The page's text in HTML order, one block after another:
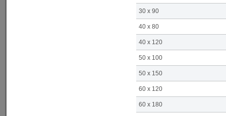
30 x 90
40 x 80
40 x 120
50 x 100
50 x 150
60 x 120
60 x 180